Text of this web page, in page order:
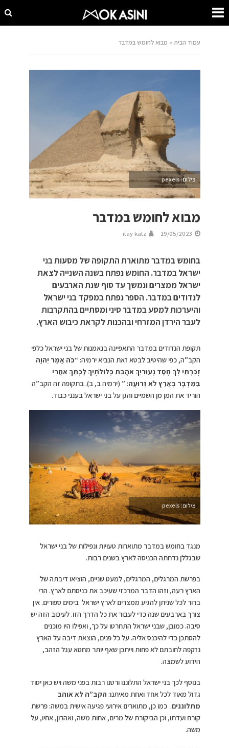
עמוד הבית » מבוא לחומש במדבר
צילום: pexels
מבוא לחומש במדבר
19/05/2023
itay katz
בחומש במדבר מתוארת התקופה של מסעות בני
ישראל במדבר. החומש נפתח בשנה השנייה לצאת
ישראל ממצרים ונמשך עד סוף שנת הארבעים
לנדודים במדבר. הספר נפתח במפקד בני ישראל
והיערכות למסע במדבר סיני ומסתיים בהתקרבות
לעבר הירדן המזרחי ובהכנות לקראת כיבוש הארץ.
תקופת הנדודים במדבר התאפיינה בנאמנות של בני ישראל כלפי
הקב”ה, כפי שהיטיב לבטא זאת הנביא ירמיה: “כֹּה אָמַר יְהוָה
זָכַרְתִּי לָךְ חֶסֶד נְעוּרַיִךְ אַהֲבַת כְּלוּלֹתָיִךְ לֶכְתֵּךְ אַחֲרַי
בַּמִּדְבָּר בְּאֶרֶץ לֹא זְרוּעָה: ” (ירמיה ב, ב). בתקופה זה הקב”ה
הוריד את המן מן השמיים והגן על בני ישראל בענני כבוד.
צילום: pexels
מנגד בחומש במדבר מתוארות טעויות ונפילות של בני ישראל
שבגללן נדחתה הכניסה לארץ בשנים רבות.
בפרשת המרגלים, המרגלים, למעט שניים, הוציאו דיבתה של
הארץ רעה, וזהו הדבר המרכזי שעיכב את כניסתם לארץ. הרי
ברור לכל שניתן להגיע ממצרים לארץ ישראל בימים ספורים. אין
צורך בארבעים שנה כדי לעבור את כל הדרך הזו. לעיכוב הזה יש
סיבה. כמובן, שבני ישראל התחרטו על כך, ואפילו היו מוכנים
להסתכן כדי להיכנס אליה. על כל פנים, הוצאת דיבה על הארץ
נזקפה לחובתם לא פחות וייתכן שאף יותר מחטא עגל הזהב,
הידוע לשמצה.
בנוסף לכך בני ישראל התלוננו ורטנו רבות בפני משה ויש כאן יסוד
גדול מאוד לכל אחד ואחת מאיתנו: הקב”ה לא אוהב
מתלוננים. כמו כן, מתוארים אירועי פגיעה אישית במשה: פרשת
קורח ועדתו, וכן הביקורת של מרים, אחות משה, ואהרון, אחיו, על
משה.